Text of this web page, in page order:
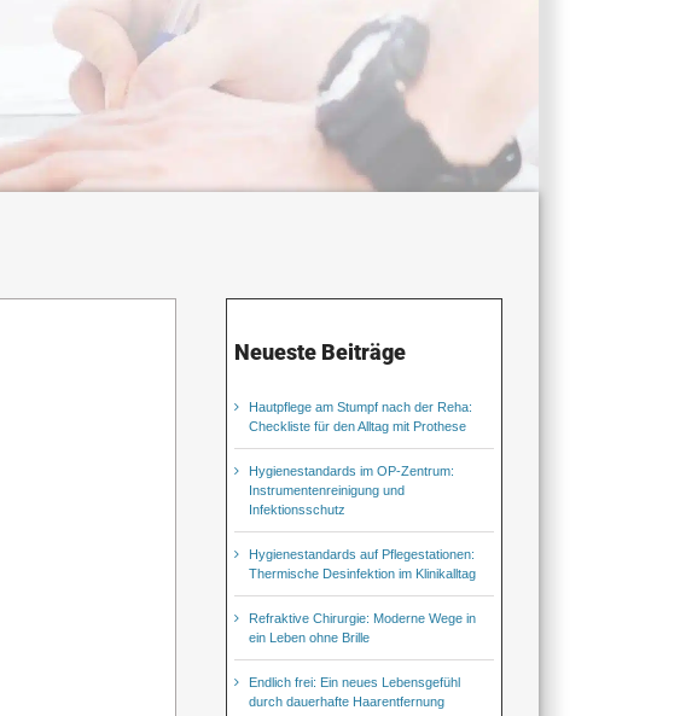
Neueste Beiträge
Hautpflege am Stumpf nach der Reha:
Checkliste für den Alltag mit Prothese
Hygienestandards im OP-Zentrum:
Instrumentenreinigung und
Infektionsschutz
Hygienestandards auf Pflegestationen:
Thermische Desinfektion im Klinikalltag
Refraktive Chirurgie: Moderne Wege in
ein Leben ohne Brille
Endlich frei: Ein neues Lebensgefühl
durch dauerhafte Haarentfernung